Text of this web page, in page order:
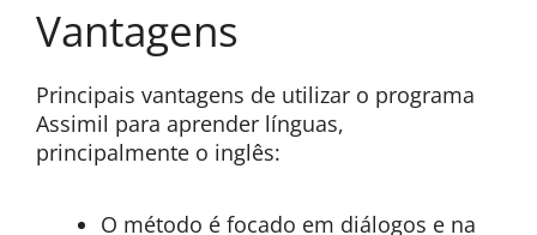
Vantagens
Principais vantagens de utilizar o programa
Assimil para aprender línguas,
principalmente o inglês:
O método é focado em diálogos e na